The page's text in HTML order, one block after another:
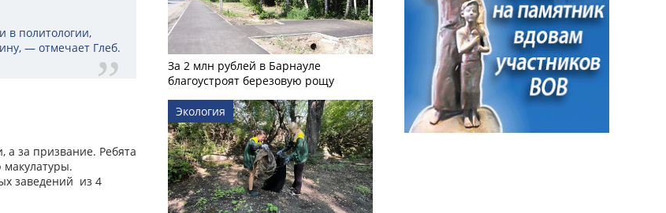
в политологии,
— отмечает Глеб.
а за призвание. Ребята
макулатуры.
заведений из 4
За 2 млн рублей в Барнауле
благоустроят березовую рощу
Экология